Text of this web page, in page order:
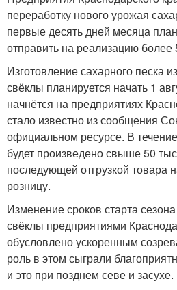
переработку нового урожая
первые десять дней месяца
отправить на реализацию более
Изготовление сахарного песка
свёклы планируется начать 1
начнётся на предприятиях
стало известно из сообщения
официальном ресурсе. В
будет произведено свыше 50
последующей отгрузкой товара
розницу.
Изменение сроков старта
свёклы предприятиями
обусловлено ускоренным
роль в этом сыграли
и это при позднем севе и засухе.